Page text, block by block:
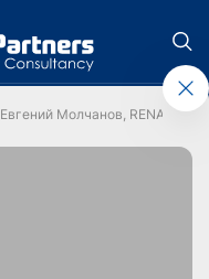
Молчанов, RENA